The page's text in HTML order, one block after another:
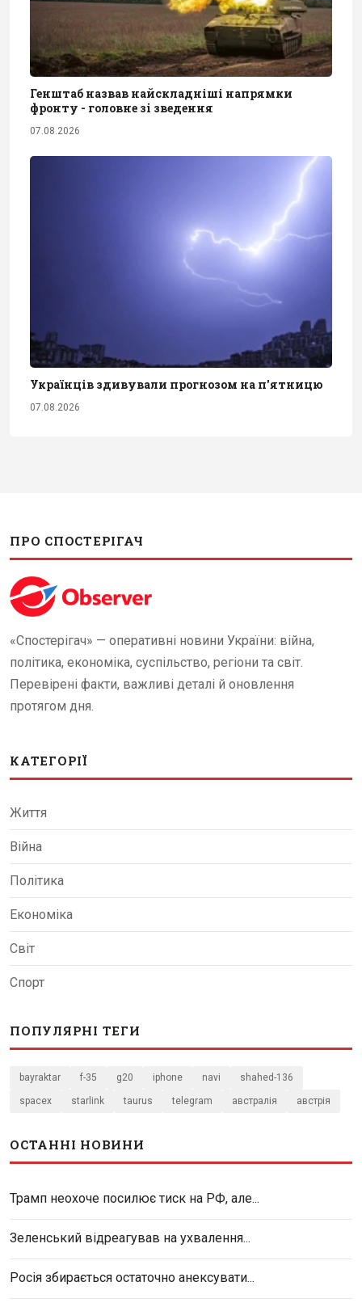
Генштаб назвав найскладніші напрямки
фронту - головне зі зведення
07.08.2026
Українців здивували прогнозом на п'ятницю
07.08.2026
ПРО СПОСТЕРІГАЧ
«Спостерігач» — оперативні новини України: війна,
політика, економіка, суспільство, регіони та світ.
Перевірені факти, важливі деталі й оновлення
протягом дня.
КАТЕГОРІЇ
Життя
Війна
Політика
Економіка
Світ
Спорт
ПОПУЛЯРНІ ТЕГИ
bayraktar f-35 g20 iphone navi shahed-136
spacex starlink taurus telegram австралія австрія
ОСТАННІ НОВИНИ
Трамп неохоче посилює тиск на РФ, але...
Зеленський відреагував на ухвалення...
Росія збирається остаточно анексувати...